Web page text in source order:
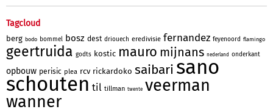
Tagcloud
berg bodo bommel bosz dest driouech eredivisie fernandez feyenoord flamingo
geertruida godts kostic mauro mijnans nederland onderkant
opbouw perisic plea rcv rickardoko saibari sano
schouten til tillman twente veerman
wanner